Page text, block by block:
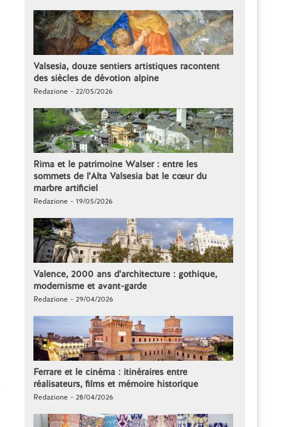
Valsesia, douze sentiers artistiques racontent
des siècles de dévotion alpine
Redazione - 22/05/2026
Rima et le patrimoine Walser : entre les
sommets de l'Alta Valsesia bat le cœur du
marbre artificiel
Redazione - 19/05/2026
Valence, 2000 ans d'architecture : gothique,
modernisme et avant-garde
Redazione - 29/04/2026
Ferrare et le cinéma : itinéraires entre
réalisateurs, films et mémoire historique
Redazione - 28/04/2026